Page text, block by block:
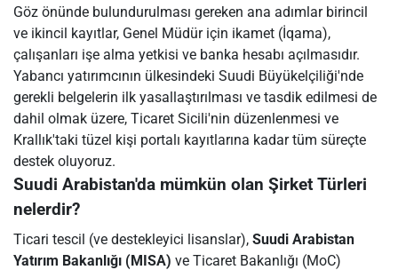
Göz önünde bulundurulması gereken ana adımlar birincil
ve ikincil kayıtlar, Genel Müdür için ikamet (İqama),
çalışanları işe alma yetkisi ve banka hesabı açılmasıdır.
Yabancı yatırımcının ülkesindeki Suudi Büyükelçiliği'nde
gerekli belgelerin ilk yasallaştırılması ve tasdik edilmesi de
dahil olmak üzere, Ticaret Sicili'nin düzenlenmesi ve
Krallık'taki tüzel kişi portalı kayıtlarına kadar tüm süreçte
destek oluyoruz.
Suudi Arabistan'da mümkün olan Şirket Türleri
nelerdir?
Ticari tescil (ve destekleyici lisanslar), Suudi Arabistan
Yatırım Bakanlığı (MISA) ve Ticaret Bakanlığı (MoC)